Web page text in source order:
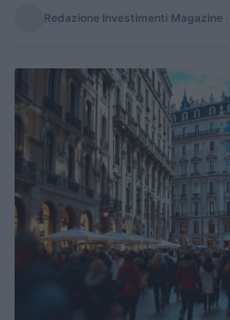
Redazione Investimenti Magazine ·